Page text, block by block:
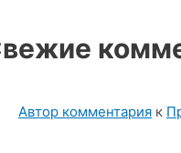
Автор комментария к